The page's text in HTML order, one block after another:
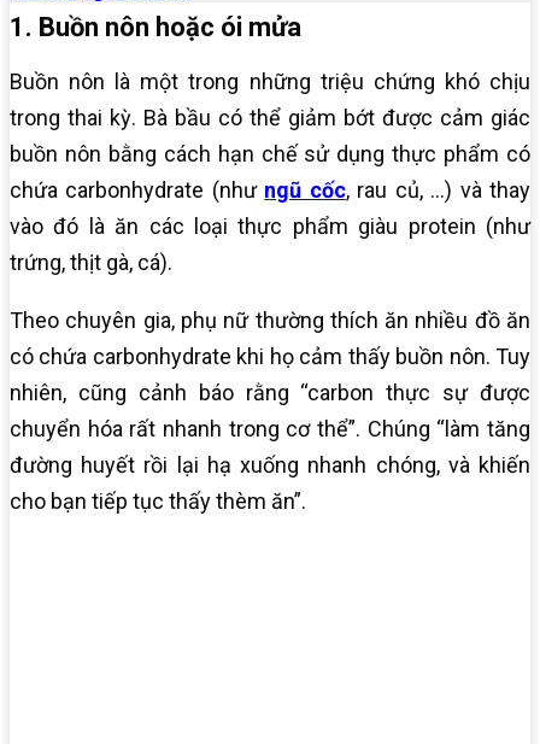
1. Buồn nôn hoặc ói mửa
Buồn nôn là một trong những triệu chứng khó chịu
trong thai kỳ. Bà bầu có thể giảm bớt được cảm giác
buồn nôn bằng cách hạn chế sử dụng thực phẩm có
chứa carbonhydrate (như ngũ cốc, rau củ, …) và thay
vào đó là ăn các loại thực phẩm giàu protein (như
trứng, thịt gà, cá).
Theo chuyên gia, phụ nữ thường thích ăn nhiều đồ ăn
có chứa carbonhydrate khi họ cảm thấy buồn nôn. Tuy
nhiên, cũng cảnh báo rằng “carbon thực sự được
chuyển hóa rất nhanh trong cơ thể”. Chúng “làm tăng
đường huyết rồi lại hạ xuống nhanh chóng, và khiến
cho bạn tiếp tục thấy thèm ăn”.